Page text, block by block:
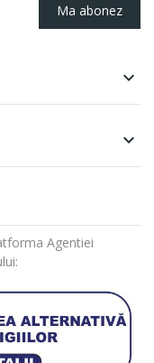
Ma abonez


Agentiei